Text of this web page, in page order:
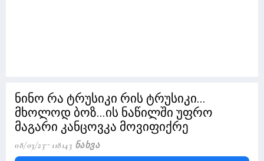
ნინო რა ტრუსიკი რის ტრუსიკი...
მხოლოდ ბოზ...ის ნაწილში უფრო
მაგარი კანცოვკა მოვიფიქრე
08/03/23 118143 Ნახვა